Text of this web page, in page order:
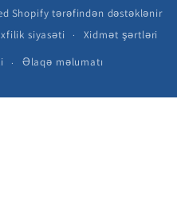
Shopify tərəfindən dəstəklənir
siyasəti Xidmət şərtləri
Əlaqə məlumatı